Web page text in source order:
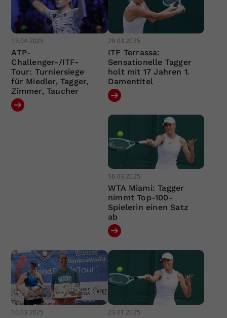
13.04.2025
ATP-
Challenger-/ITF-
Tour: Turniersiege
für Miedler, Tagger,
Zimmer, Taucher
29.03.2025
ITF Terrassa:
Sensationelle Tagger
holt mit 17 Jahren 1.
Damentitel
16.03.2025
WTA Miami: Tagger
nimmt Top-100-
Spielerin einen Satz
ab
10.03.2025 23.01.2025